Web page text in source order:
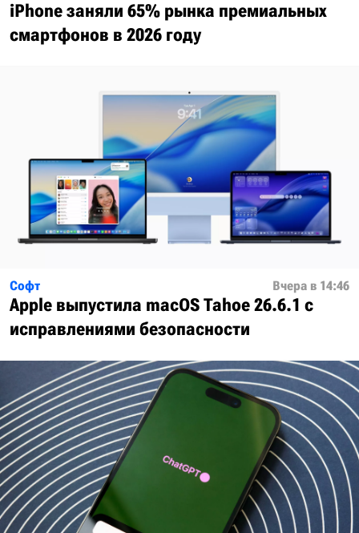
iPhone заняли 65% рынка премиальных
смартфонов в 2026 году
Софт Вчера в 14:46
Apple выпустила macOS Tahoe 26.6.1 с
исправлениями безопасности